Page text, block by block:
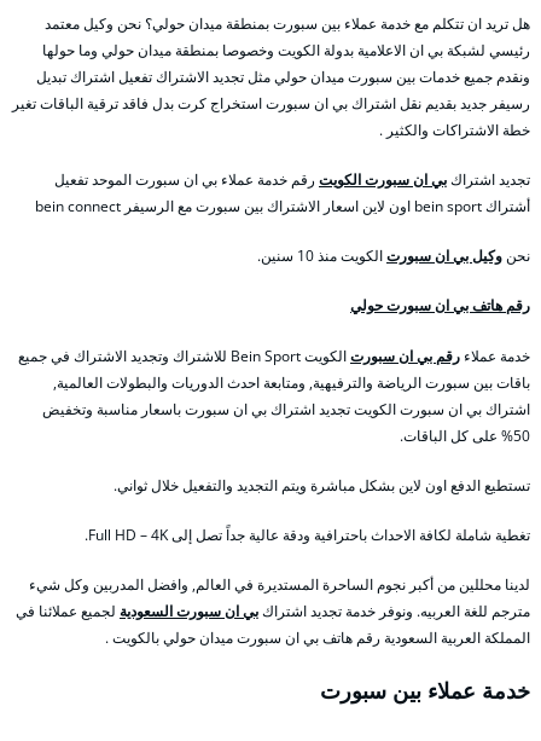
هل تريد ان تتكلم مع خدمة عملاء بين سبورت بمنطقة ميدان حولي؟ نحن وكيل معتمد
رئيسي لشبكة بي ان الاعلامية بدولة الكويت وخصوصا بمنطقة ميدان حولي وما حولها
ونقدم جميع خدمات بين سبورت ميدان حولي مثل تجديد الاشتراك تفعيل اشتراك تبديل
رسيفر جديد بقديم نقل اشتراك بي ان سبورت استخراج كرت بدل فاقد ترقية الباقات تغير
خطة الاشتراكات والكثير .
تجديد اشتراكبي ان سبورت الكويت رقم خدمة عملاء بي ان سبورت الموحد تفعيل
أشتراك bein sport اون لاين اسعار الاشتراك بين سبورت مع الرسيفر bein connect
نحنوكيل بي ان سبورتالكويت منذ 10 سنين.
رقم هاتف بي ان سبورت حولي
خدمة عملاء رقم بي ان سبورت
الكويت Bein Sport للاشتراك وتجديد الاشتراك في جميع
باقات بين سبورت الرياضة والترفيهية, ومتابعة احدث الدوريات والبطولات العالمية,
اشتراك بي ان سبورت الكويت تجديد اشتراك بي ان سبورت باسعار مناسبة وتخفيض
50% على كل الباقات.
تستطيع الدفع اون لاين بشكل مباشرة ويتم التجديد والتفعيل خلال ثواني.
تغطية شاملة لكافة الاحداث باحترافية ودقة عالية جداً تصل إلى Full HD – 4K.
لدينا محللين من أكبر نجوم الساحرة المستديرة في العالم, وافضل المدربين وكل شيء
مترجم للغة العربيه. ونوفر خدمة تجديد اشتراكبي ان سبورت السعودية لجميع عملائنا في
المملكة العربية السعودية رقم هاتف بي ان سبورت ميدان حولي بالكويت .
خدمة عملاء بين سبورت